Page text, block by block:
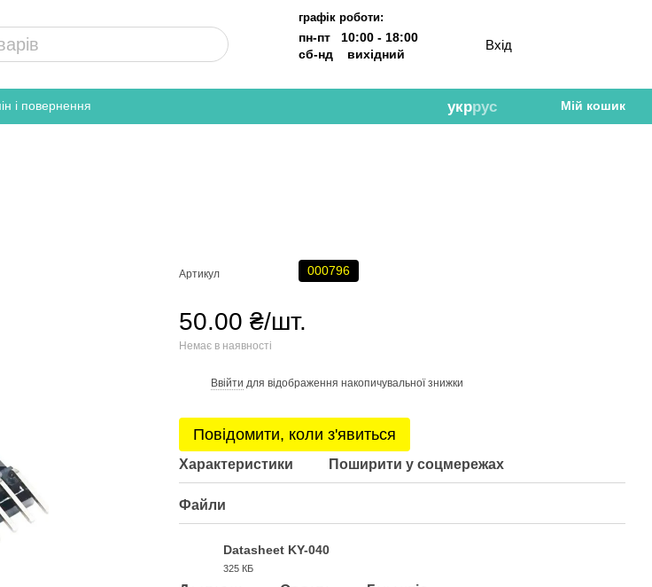
графік роботи:
пн-пт 10:00 - 18:00
сб-нд вихідний
Вхід
і повернення укррус Мій кошик
Артикул 000796
50.00 ₴/шт.
Немає в наявності
Ввійти для відображення накопичувальної знижки
Повідомити, коли з'явиться
Характеристики Поширити у соцмережах
Файли
Datasheet KY-040
325 КБ